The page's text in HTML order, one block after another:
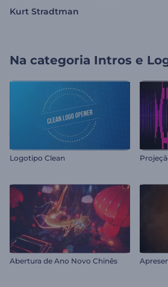
Kurt Stradtman
Na categoria Intros e
Logotipo Clean
Abertura de Ano Novo Chinês